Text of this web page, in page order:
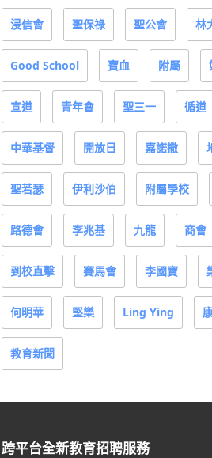
浸信會 聖保祿 聖公會 林
Good School 寶血 附屬
宣道 青年會 聖三一 循道
中華基督 開放日 嘉諾撒
聖若瑟 伊利沙伯 附屬學校
路德會 李兆基 九龍 商會
到校直擊 賽馬會 李國寶
何明華 堅樂 Ling Ying
教育新聞
跨平台全新教育招聘服務